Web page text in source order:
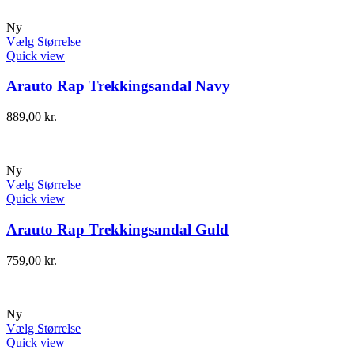
Ny
Vælg Størrelse
Quick view
Arauto Rap Trekkingsandal Navy
889,00 kr.
Ny
Vælg Størrelse
Quick view
Arauto Rap Trekkingsandal Guld
759,00 kr.
Ny
Vælg Størrelse
Quick view